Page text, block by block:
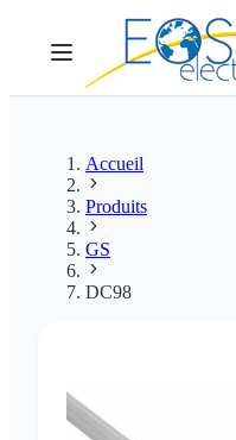
Accueil
Produits
GS
DC98